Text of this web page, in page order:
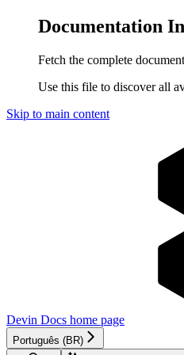
Documentation
Fetch the complete
Use this file to discover all
Skip to main content
Devin Docs home page
Português (BR)